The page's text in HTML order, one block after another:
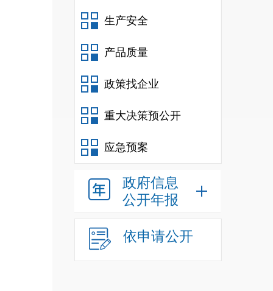
生产安全
产品质量
政策找企业
重大决策预公开
应急预案
政府信息
公开年报
依申请公开